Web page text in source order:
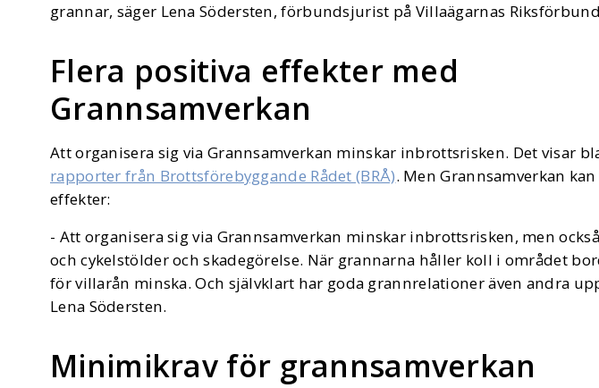
grannar, säger Lena Södersten, förbundsjurist på Villaägarnas
Flera positiva effekter med
Grannsamverkan
Att organisera sig via Grannsamverkan minskar inbrottsrisken. Det visar
rapporter från Brottsförebyggande Rådet (BRÅ). Men Grannsamverkan
effekter:
- Att organisera sig via Grannsamverkan minskar inbrottsrisken, men
och cykelstölder och skadegörelse. När grannarna håller koll i området
för villarån minska. Och självklart har goda grannrelationer även andra
Lena Södersten.
Minimikrav för grannsamverkan